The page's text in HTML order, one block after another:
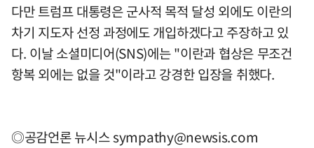
다만 트럼프 대통령은 군사적 목적 달성 외에도 이란의
차기 지도자 선정 과정에도 개입하겠다고 주장하고 있
다. 이날 소셜미디어(SNS)에는 "이란과 협상은 무조건
항복 외에는 없을 것"이라고 강경한 입장을 취했다.
◎공감언론 뉴시스sympathy@newsis.com